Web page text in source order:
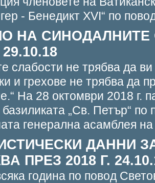
- Бенедикт XVI“ по
НА СИНОДАЛНИТЕ
слабости не трябва да
и грехове не трябва да
На 28 октомври 2018 г.
„Св. Петър“ по
генерална асамблея
ДАННИ
ПРЕЗ 2018 Г.
година по повод